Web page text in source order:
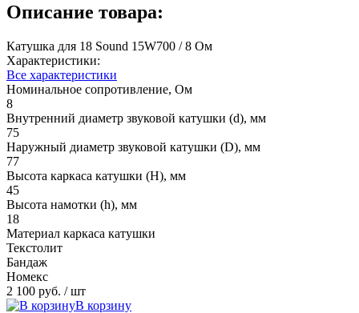
Описание товара:
Катушка для 18 Sound 15W700 / 8 Ом
Характеристики:
Все характеристики
Номинальное сопротивление, Ом
8
Внутренний диаметр звуковой катушки (d), мм
75
Наружный диаметр звуковой катушки (D), мм
77
Высота каркаса катушки (H), мм
45
Высота намотки (h), мм
18
Материал каркаса катушки
Текстолит
Бандаж
Номекс
2 100 руб. / шт
В корзину